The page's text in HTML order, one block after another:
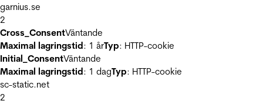
garnius.se
2
Cross_ConsentVäntande
Maximal lagringstid: 1 årTyp: HTTP-cookie
Initial_ConsentVäntande
Maximal lagringstid: 1 dagTyp: HTTP-cookie
sc-static.net
2